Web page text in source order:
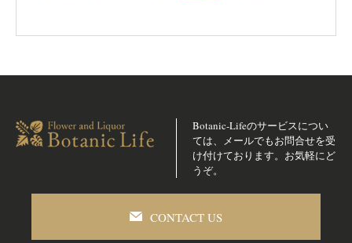
Botanic-Lifeのサービスについ
ては、メールでもお問合せを受
け付けております。お気軽にど
うぞ。
CONTACT US